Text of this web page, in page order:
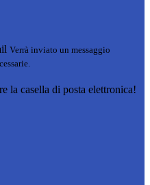
Verrà inviato un messaggio
la casella di posta elettronica!